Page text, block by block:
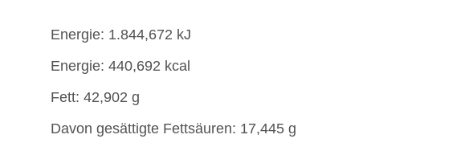
Energie: 1.844,672 kJ
Energie: 440,692 kcal
Fett: 42,902 g
Davon gesättigte Fettsäuren: 17,445 g